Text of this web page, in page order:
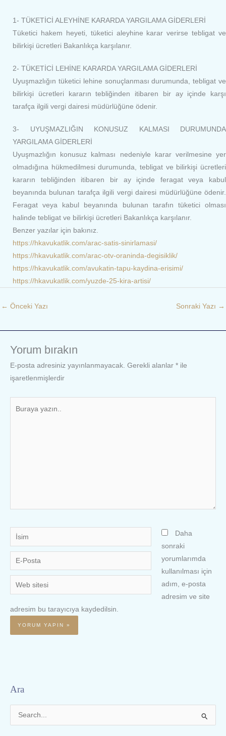
1- TÜKETİCİ ALEYHİNE KARARDA YARGILAMA GİDERLERİ
Tüketici hakem heyeti, tüketici aleyhine karar verirse tebligat ve
bilirkişi ücretleri Bakanlıkça karşılanır.
2- TÜKETİCİ LEHİNE KARARDA YARGILAMA GİDERLERİ
Uyuşmazlığın tüketici lehine sonuçlanması durumunda, tebligat ve
bilirkişi ücretleri kararın tebliğinden itibaren bir ay içinde karşı
tarafça ilgili vergi dairesi müdürlüğüne ödenir.
3- UYUŞMAZLIĞIN KONUSUZ KALMASI DURUMUNDA
YARGILAMA GİDERLERİ
Uyuşmazlığın konusuz kalması nedeniyle karar verilmesine yer
olmadığına hükmedilmesi durumunda, tebligat ve bilirkişi ücretleri
kararın tebliğinden itibaren bir ay içinde feragat veya kabul
beyanında bulunan tarafça ilgili vergi dairesi müdürlüğüne ödenir.
Feragat veya kabul beyanında bulunan tarafın tüketici olması
halinde tebligat ve bilirkişi ücretleri Bakanlıkça karşılanır.
Benzer yazılar için bakınız.
https://hkavukatlik.com/arac-satis-sinirlamasi/
https://hkavukatlik.com/arac-otv-oraninda-degisiklik/
https://hkavukatlik.com/avukatin-tapu-kaydina-erisimi/
https://hkavukatlik.com/yuzde-25-kira-artisi/
← Önceki Yazı Sonraki Yazı →
Yorum bırakın
E-posta adresiniz yayınlanmayacak. Gerekli alanlar * ile
işaretlenmişlerdir
İsim
E-
Posta
Web
sitesi
Daha
sonraki
yorumlarımda
kullanılması için
adım, e-posta
adresim ve site
adresim bu tarayıcıya kaydedilsin.
Ara